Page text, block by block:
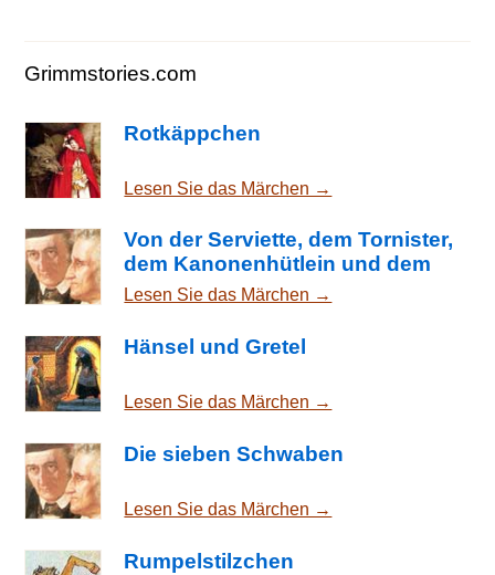
Grimmstories.com
Rotkäppchen
Lesen Sie das Märchen →
Von der Serviette, dem Tornister,
dem Kanonenhütlein und dem
Horn
Lesen Sie das Märchen →
Hänsel und Gretel
Lesen Sie das Märchen →
Die sieben Schwaben
Lesen Sie das Märchen →
Rumpelstilzchen